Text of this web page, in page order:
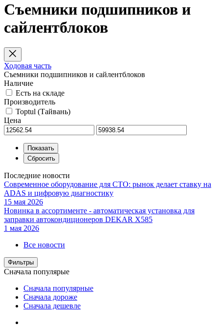
Съемники подшипников и
сайлентблоков
Ходовая часть
Съемники подшипников и сайлентблоков
Наличие
Есть на складе
Производитель
Toptul (Тайвань)
Цена
Последние новости
Современное оборудование для СТО: рынок делает ставку на
ADAS и цифровую диагностику
15 мая 2026
Новинка в ассортименте - автоматическая установка для
заправки автокондиционеров DEKAR X585
1 мая 2026
Все новости
Фильтры
Сначала популярые
Сначала популярные
Сначала дороже
Сначала дешевле